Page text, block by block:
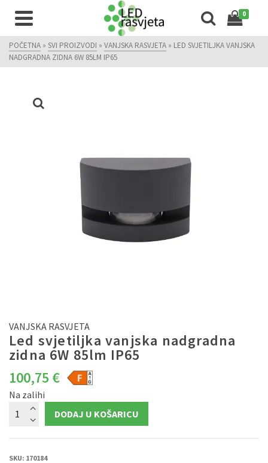
0
POČETNA » SVI PROIZVODI » VANJSKA RASVJETA » LED SVJETILJKA VANJSKA
NADGRADNA ZIDNA 6W 85LM IP65
VANJSKA RASVJETA
Led svjetiljka vanjska nadgradna
zidna 6W 85lm IP65
100,75 €
Na zalihi
svjetiljka
vanjska
85lm
DODAJ U KOŠARICU
SKU: 170184